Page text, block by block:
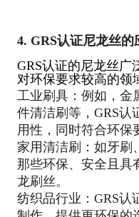
4. GRS认证尼龙丝的
GRS认证的尼龙丝广
对环保要求较高的领
工业刷具：例如，金
件清洁刷等，GRS认
用性，同时符合环保
家用清洁刷：如牙刷
那些环保、安全且具
龙刷丝。
纺织品行业：GRS认